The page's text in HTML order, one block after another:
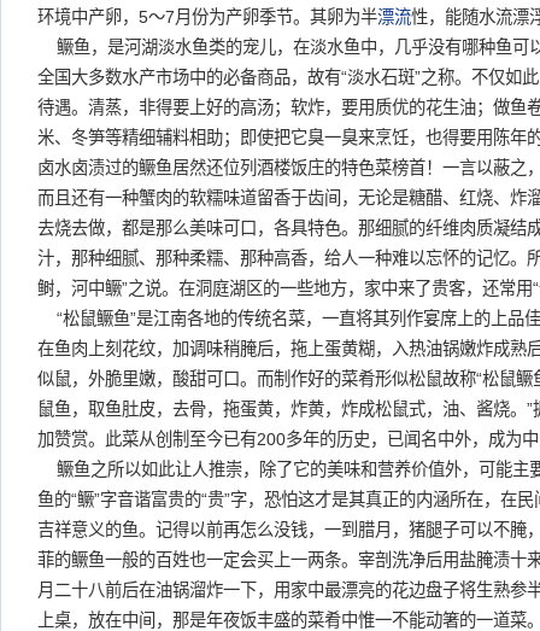
环境中产卵，5～7月份为产卵季节。其卵为半漂流性，能随水流漂
鳜鱼，是河湖淡水鱼类的宠儿，在淡水鱼中，几乎没有哪种鱼可
全国大多数水产市场中的必备商品，故有“淡水石斑”之称。不仅如
待遇。清蒸，非得要上好的高汤；软炸，要用质优的花生油；做鱼
米、冬笋等精细辅料相助；即使把它臭一臭来烹饪，也得要用陈年
卤水卤渍过的鳜鱼居然还位列酒楼饭庄的特色菜榜首！一言以蔽之
而且还有一种蟹肉的软糯味道留香于齿间，无论是糖醋、红烧、炸
去烧去做，都是那么美味可口，各具特色。那细腻的纤维肉质凝结
汁，那种细腻、那种柔糯、那种高香，给人一种难以忘怀的记忆。
鲥，河中鳜”之说。在洞庭湖区的一些地方，家中来了贵客，还常用
“松鼠鳜鱼”是江南各地的传统名菜，一直将其列作宴席上的上品
在鱼肉上刻花纹，加调味稍腌后，拖上蛋黄糊，入热油锅嫩炸成熟
似鼠，外脆里嫩，酸甜可口。而制作好的菜肴形似松鼠故称“松鼠鳜
鼠鱼，取鱼肚皮，去骨，拖蛋黄，炸黄，炸成松鼠式，油、酱烧。
加赞赏。此菜从创制至今已有200多年的历史，已闻名中外，成为
鳜鱼之所以如此让人推崇，除了它的美味和营养价值外，可能
鱼的“鳜”字音谐富贵的“贵”字，恐怕这才是其真正的内涵所在，在
吉祥意义的鱼。记得以前再怎么没钱，一到腊月，猪腿子可以不腌
菲的鳜鱼一般的百姓也一定会买上一两条。宰剖洗净后用盐腌渍十
月二十八前后在油锅溜炸一下，用家中最漂亮的花边盘子将生熟参
上桌，放在中间，那是年夜饭丰盛的菜肴中惟一不能动箸的一道菜